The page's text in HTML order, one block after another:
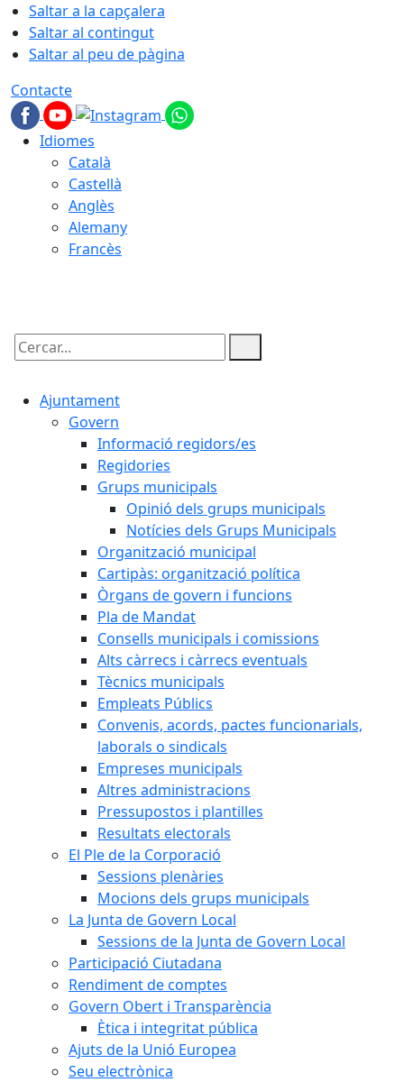
Saltar a la capçalera
Saltar al contingut
Saltar al peu de pàgina
Contacte
Idiomes
Català
Castellà
Anglès
Alemany
Francès
Cercar:
Ajuntament
Govern
Informació regidors/es
Regidories
Grups municipals
Opinió dels grups municipals
Notícies dels Grups Municipals
Organització municipal
Cartipàs: organització política
Òrgans de govern i funcions
Pla de Mandat
Consells municipals i comissions
Alts càrrecs i càrrecs eventuals
Tècnics municipals
Empleats Públics
Convenis, acords, pactes funcionarials,
laborals o sindicals
Empreses municipals
Altres administracions
Pressupostos i plantilles
Resultats electorals
El Ple de la Corporació
Sessions plenàries
Mocions dels grups municipals
La Junta de Govern Local
Sessions de la Junta de Govern Local
Participació Ciutadana
Rendiment de comptes
Govern Obert i Transparència
Ètica i integritat pública
Ajuts de la Unió Europea
Seu electrònica